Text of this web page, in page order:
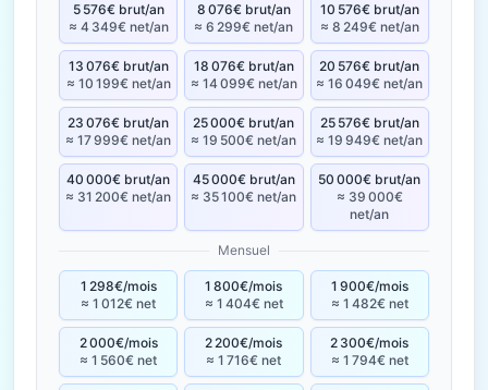
5 576€ brut/an
≈ 4 349€ net/an
8 076€ brut/an
≈ 6 299€ net/an
10 576€ brut/an
≈ 8 249€ net/an
13 076€ brut/an
≈ 10 199€ net/an
18 076€ brut/an
≈ 14 099€ net/an
20 576€ brut/an
≈ 16 049€ net/an
23 076€ brut/an
≈ 17 999€ net/an
25 000€ brut/an
≈ 19 500€ net/an
25 576€ brut/an
≈ 19 949€ net/an
40 000€ brut/an
≈ 31 200€ net/an
45 000€ brut/an
≈ 35 100€ net/an
50 000€ brut/an
≈ 39 000€
net/an
Mensuel
1 298€/mois
≈ 1 012€ net
1 800€/mois
≈ 1 404€ net
1 900€/mois
≈ 1 482€ net
2 000€/mois
≈ 1 560€ net
2 200€/mois
≈ 1 716€ net
2 300€/mois
≈ 1 794€ net